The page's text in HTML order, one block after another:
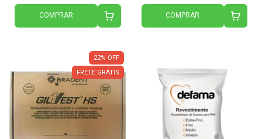
COMPRAR COMPRAR
22% OFF
FRETE GRÁTIS